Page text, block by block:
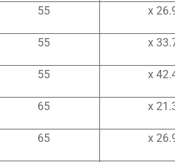
55
55
55
65
65